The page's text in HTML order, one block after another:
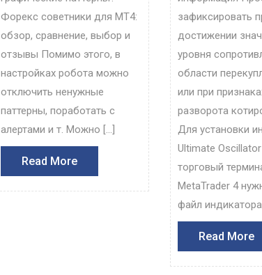
Форекс советники для МТ4:
обзор, сравнение, выбор и
отзывы Помимо этого, в
настройках робота можно
отключить ненужные
паттерны, поработать с
алертами и т. Можно […]
Read MoreRead
More
зафиксировать
достижении
уровня
области
или при
разворота
Для установки
Ultimate
торговый
MetaTrader 4
файл
Read More